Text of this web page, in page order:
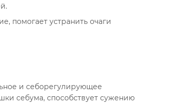
помогает устранить очаги
и себорегулирующее
себума, способствует сужению